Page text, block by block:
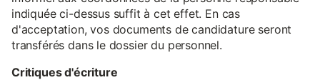
indiquée ci-dessus suffit à cet effet. En cas
d'acceptation, vos documents de candidature seront
transférés dans le dossier du personnel.
Critiques d'écriture